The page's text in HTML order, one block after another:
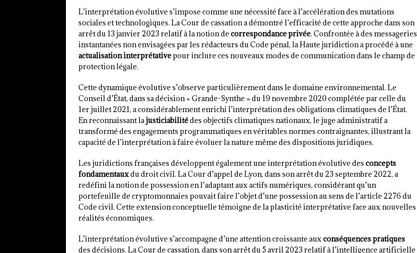
L’interprétation évolutive s’impose comme une nécessité face à l’accélération des mutations
sociales et technologiques. La Cour de cassation a démontré l’efficacité de cette approche dans son
arrêt du 13 janvier 2023 relatif à la notion de correspondance privée. Confrontée à des messageries
instantanées non envisagées par les rédacteurs du Code pénal, la Haute juridiction a procédé à une
actualisation interprétativepour inclure ces nouveaux modes de communication dans le champ de
protection légale.
Cette dynamique évolutive s’observe particulièrement dans le domaine environnemental. Le
Conseil d’État, dans sa décision « Grande-Synthe » du 19 novembre 2020 complétée par celle du
1er juillet 2021, a considérablement enrichi l’interprétation des obligations climatiques de l’État.
En reconnaissant lajusticiabilitédes objectifs climatiques nationaux, le juge administratif a
transformé des engagements programmatiques en véritables normes contraignantes, illustrant la
capacité de l’interprétation à faire évoluer la nature même des dispositions juridiques.
Les juridictions françaises développent également une interprétation évolutive des concepts
fondamentauxdu droit civil. La Cour d’appel de Lyon, dans son arrêt du 23 septembre 2022, a
redéfini la notion de possession en l’adaptant aux actifs numériques, considérant qu’un
portefeuille de cryptomonnaies pouvait faire l’objet d’une possession au sens de l’article 2276 du
Code civil. Cette extension conceptuelle témoigne de la plasticité interprétative face aux nouvelles
réalités économiques.
L’interprétation évolutive s’accompagne d’une attention croissante auxconséquences pratiques
des décisions. La Cour de cassation, dans son arrêt du 5 avril 2023 relatif à l’intelligence artificielle